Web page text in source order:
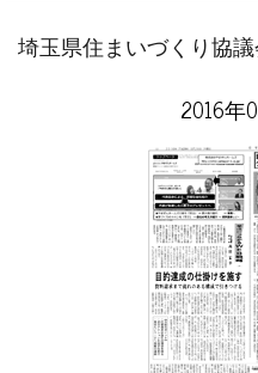
埼玉県住まいづくり協
2016年